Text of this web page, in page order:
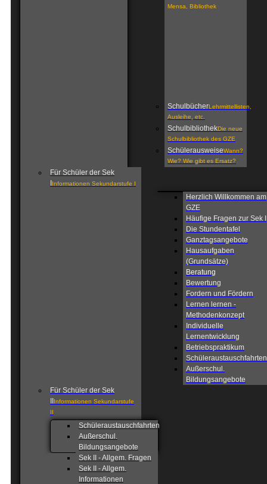
Mensa, Bibliothek
SchulbücherLehrmittellisten,
Ausleihe, etc.
SchulbibliothekDie neue
Schulbibliothek des GZE
SchülerausweiseWann?
Wie? Wie gibt es Ersatz?
Für Schüler der Sek
Informationen Sekundarstufe I
Herzlich Willkommen am
GZE
Häufige Fragen zur Sek I
Die Stundentafel
Ganztagsangebote
Hausaufgaben
(Grundsätze)
Beratung
Bewertung
Fordern und Fördern
Lernen lernen -
Methodenkonzept
Individuelle
Lernentwicklung
Betriebspraktikum
Schüleraustauschfahrten
Außerschul.
Bildungsangebote
Für Schüler der Sek
Informationen Sekundarstufe
II
Schüleraustauschfahrten
Außerschul.
Bildungsangebote
Sek II - Allgem. Fragen
Sek II - Allgem.
Informationen